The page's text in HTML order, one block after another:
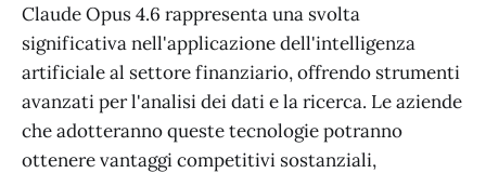
Claude Opus 4.6 rappresenta una svolta
significativa nell'applicazione dell'intelligenza
artificiale al settore finanziario, offrendo strumenti
avanzati per l'analisi dei dati e la ricerca. Le aziende
che adotteranno queste tecnologie potranno
ottenere vantaggi competitivi sostanziali,